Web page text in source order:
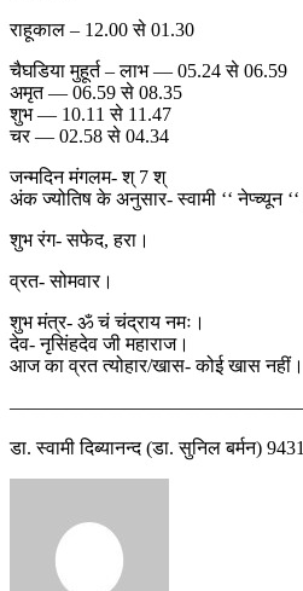
राहूकाल – 12.00 से 01.30
चैघडिया मुहूर्त – लाभ — 05.24 से 06.59
अमृत — 06.59 से 08.35
शुभ — 10.11 से 11.47
चर — 02.58 से 04.34
जन्मदिन मंगलम- श् 7 श्
अंक ज्योतिष के अनुसार- स्वामी ‘‘ नेप्च्यून
शुभ रंग- सफेद, हरा।
व्रत- सोमवार।
शुभ मंत्र- ॐ चं चंद्राय नमः।
देव- नृसिंहदेव जी महाराज।
आज का व्रत त्योहार/खास- कोई खास नहीं।
डा. स्वामी दिब्यानन्द (डा. सुनिल बर्मन)